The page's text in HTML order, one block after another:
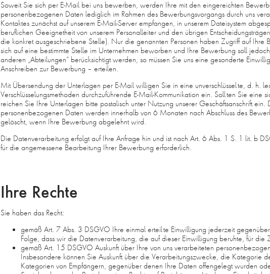
Soweit Sie sich per E-Mail bei uns bewerben, werden Ihre mit den eingereichten
personenbezogenen Daten lediglich im Rahmen des Bewerbungsvorgangs durch uns
Kontaktes zunächst auf unserem E-Mail-Server empfangen, in unserem Dateisystem
beruflichen Geeignetheit von unserem Personalleiter und den übrigen
die konkret ausgeschriebene Stelle). Nur die genannten Personen haben Zugriff auf Ihre
sich auf eine bestimmte Stelle im Unternehmen beworben und Ihre Bewerbung soll
anderen „Abteilungen“ berücksichtigt werden, so müssen Sie uns eine gesonderte
Anschreiben zur Bewerbung – erteilen.
Mit Übersendung der Unterlagen per E-Mail willigen Sie in eine unverschlüsselte, d. h.
Verschlüsselungsmethoden durchzuführende E-Mail-Kommunikation ein. Sollten Sie eine
reichen Sie Ihre Unterlagen bitte postalisch unter Nutzung unserer Geschäftsanschrift
personenbezogenen Daten werden innerhalb von 6 Monaten nach Abschluss des
gelöscht, wenn Ihre Bewerbung abgelehnt wird.
Die Datenverarbeitung erfolgt auf Ihre Anfrage hin und ist nach Art. 6 Abs. 1 S. 1 lit. b
für die angemessene Bearbeitung Ihrer Bewerbung erforderlich.
Ihre Rechte
Sie haben das Recht:
gemäß Art. 7 Abs. 3 DSGVO Ihre einmal erteilte Einwilligung jederzeit
Folge, dass wir die Datenverarbeitung, die auf dieser Einwilligung beruhte, für die
gemäß Art. 15 DSGVO Auskunft über Ihre von uns verarbeiteten
Insbesondere können Sie Auskunft über die Verarbeitungszwecke, die Kategorie
Kategorien von Empfängern, gegenüber denen Ihre Daten offengelegt wurden